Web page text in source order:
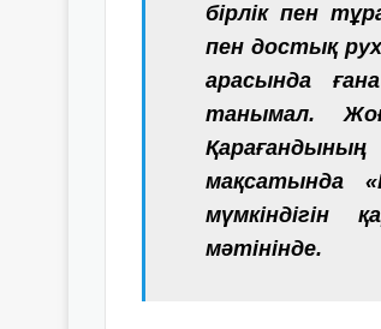
бірлік пен
пен достық
арасында
танымал.
мақсатында
мүмкіндігін
мәтінінде.